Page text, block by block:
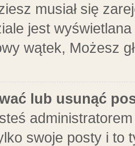
musiał się
jest
wątek, Możesz
lub usunąć
swoje posty i to